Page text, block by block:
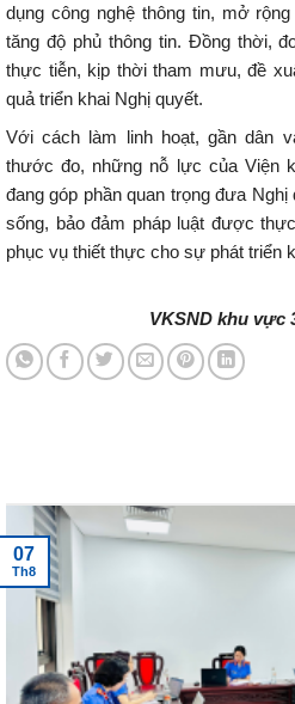
dụng công nghệ thông tin, mở
tăng độ phủ thông tin. Đồng thời,
thực tiễn, kịp thời tham mưu, đề
quả triển khai Nghị quyết.
Với cách làm linh hoạt, gần dân
thước đo, những nỗ lực của Viện
đang góp phần quan trọng đưa
sống, bảo đảm pháp luật được
phục vụ thiết thực cho sự phát triển
VKSND khu vực
07
Th8